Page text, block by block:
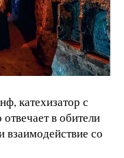
катехизатор с
в обители
взаимодействие со